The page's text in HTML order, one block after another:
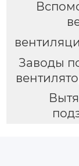
Заводы